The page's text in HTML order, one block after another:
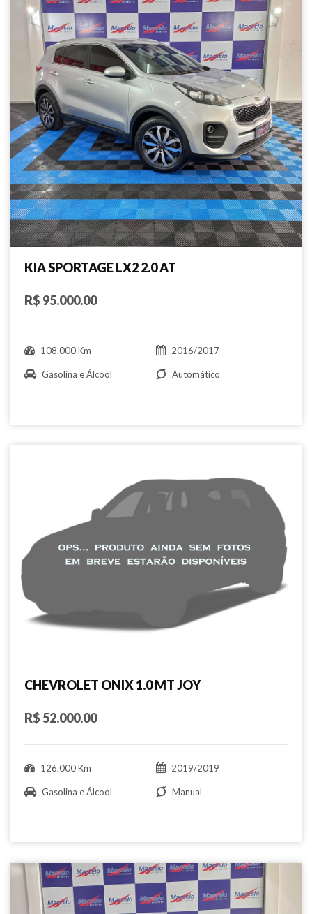
KIA SPORTAGE LX2 2.0 AT
R$ 95.000.00
108.000 Km 2016/2017
Gasolina e Álcool Automático
CHEVROLET ONIX 1.0 MT JOY
R$ 52.000.00
126.000 Km 2019/2019
Gasolina e Álcool Manual